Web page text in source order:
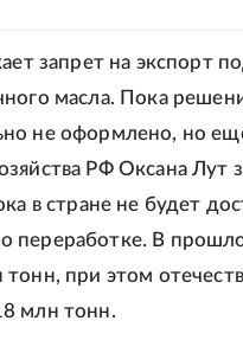
запрет на экспорт
масла. Пока
не оформлено, но
РФ Оксана Лут
в стране не будет
переработке. В
при этом
млн тонн.